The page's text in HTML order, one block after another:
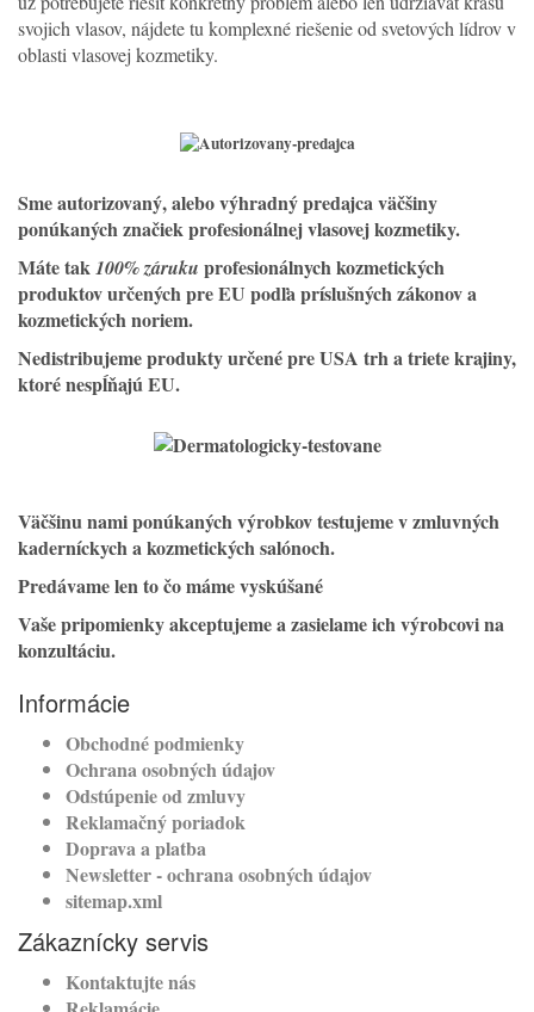
svojich vlasov, nájdete tu komplexné riešenie od svetových lídrov v
oblasti vlasovej kozmetiky.
Smeautorizovaný, alebo výhradný predajca väčšiny
ponúkaných značiek profesionálnej vlasovej kozmetiky.
Máte tak100% záruku profesionálnych kozmetických
produktov určených pre EU podľa príslušných zákonov a
kozmetických noriem.
Nedistribujeme produkty určené pre USA trh a triete krajiny,
ktoré nespĺňajú EU.
Väčšinu nami ponúkaných výrobkov testujeme v zmluvných
kaderníckych a kozmetických salónoch.
Predávame len to čo máme vyskúšané
Vaše pripomienky akceptujeme a zasielame ich výrobcovi na
konzultáciu.
Informácie
Obchodné podmienky
Ochrana osobných údajov
Odstúpenie od zmluvy
Reklamačný poriadok
Doprava a platba
Newsletter - ochrana osobných údajov
sitemap.xml
Zákaznícky servis
Kontaktujte nás